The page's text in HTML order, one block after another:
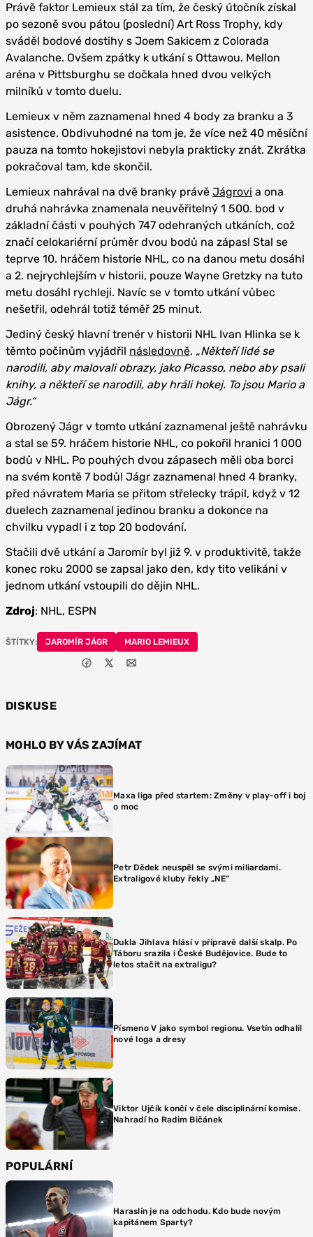
Právě faktor Lemieux stál za tím, že český útočník získal
po sezoně svou pátou (poslední) Art Ross Trophy, kdy
sváděl bodové dostihy s Joem Sakicem z Colorada
Avalanche. Ovšem zpátky k utkání s Ottawou. Mellon
aréna v Pittsburghu se dočkala hned dvou velkých
milníků v tomto duelu.
Lemieux v něm zaznamenal hned 4 body za branku a 3
asistence. Obdivuhodné na tom je, že více než 40 měsíční
pauza na tomto hokejistovi nebyla prakticky znát. Zkrátka
pokračoval tam, kde skončil.
Lemieux nahrával na dvě branky právě Jágrovi a ona
druhá nahrávka znamenala neuvěřitelný 1 500. bod v
základní části v pouhých 747 odehraných utkáních, což
značí celokariérní průměr dvou bodů na zápas! Stal se
teprve 10. hráčem historie NHL, co na danou metu dosáhl
a 2. nejrychlejším v historii, pouze Wayne Gretzky na tuto
metu dosáhl rychleji. Navíc se v tomto utkání vůbec
nešetřil, odehrál totiž téměř 25 minut.
Jediný český hlavní trenér v historii NHL Ivan Hlinka se k
těmto počinům vyjádřil následovně. „Někteří lidé se
narodili, aby malovali obrazy, jako Picasso, nebo aby psali
knihy, a někteří se narodili, aby hráli hokej. To jsou Mario a
Jágr.“
Obrozený Jágr v tomto utkání zaznamenal ještě nahrávku
a stal se 59. hráčem historie NHL, co pokořil hranici 1 000
bodů v NHL. Po pouhých dvou zápasech měli oba borci
na svém kontě 7 bodů! Jágr zaznamenal hned 4 branky,
před návratem Maria se přitom střelecky trápil, když v 12
duelech zaznamenal jedinou branku a dokonce na
chvilku vypadl i z top 20 bodování.
Stačili dvě utkání a Jaromír byl již 9. v produktivitě, takže
konec roku 2000 se zapsal jako den, kdy tito velikáni v
jednom utkání vstoupili do dějin NHL.
Zdroj: NHL, ESPN
ŠTÍTKY: JAROMÍR JÁGR MARIO LEMIEUX
DISKUSE
MOHLO BY VÁS ZAJÍMAT
Maxa liga před startem: Změny v play-off i boj
o moc
Petr Dědek neuspěl se svými miliardami.
Extraligové kluby řekly „NE“
Dukla Jihlava hlásí v přípravě další skalp. Po
Táboru srazila i České Budějovice. Bude to
letos stačit na extraligu?
Písmeno V jako symbol regionu. Vsetín odhalil
nové loga a dresy
Viktor Ujčík končí v čele disciplinární komise.
Nahradí ho Radim Bičánek
POPULÁRNÍ
Haraslín je na odchodu. Kdo bude novým
kapitánem Sparty?